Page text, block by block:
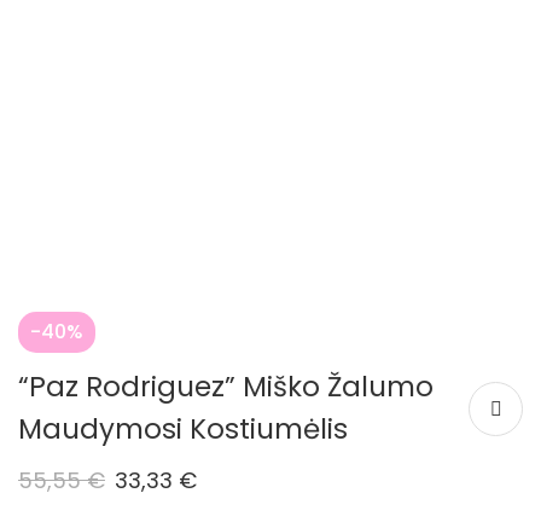
-40%
“Paz Rodriguez” Miško Žalumo
Maudymosi Kostiumėlis
55,55€ 33,33 €